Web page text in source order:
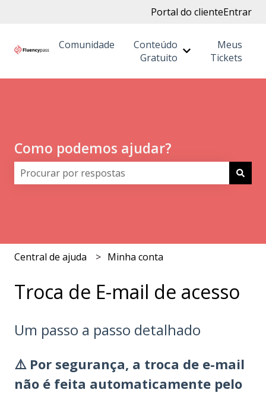
Portal do clienteEntrar
Comunidade
Conteúdo
Gratuito
Mostrar
Meus
Tickets
Como podemos ajudar?
Central de ajuda Minha conta
Troca de E-mail de acesso
Um passo a passo detalhado
⚠️ Por segurança, a troca de e-mail
não é feita automaticamente pelo